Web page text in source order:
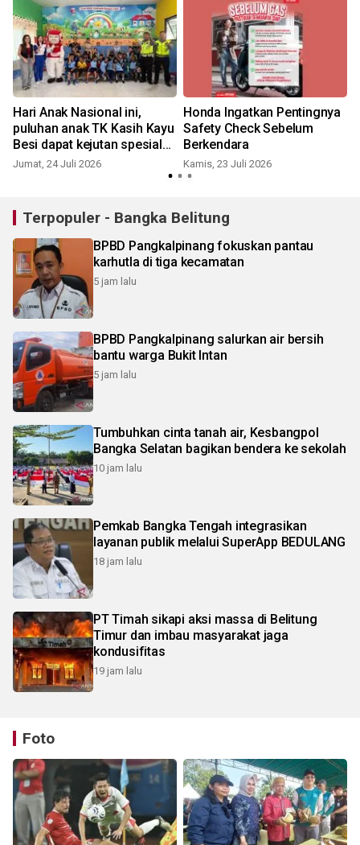
Hari Anak Nasional ini,
puluhan anak TK Kasih Kayu
Besi dapat kejutan spesial
dari Honda Babel
Jumat, 24 Juli 2026
Honda Ingatkan Pentingnya
Safety Check Sebelum
Berkendara
Kamis, 23 Juli 2026
Terpopuler - Bangka Belitung
BPBD Pangkalpinang fokuskan pantau
karhutla di tiga kecamatan
5 jam lalu
BPBD Pangkalpinang salurkan air bersih
bantu warga Bukit Intan
5 jam lalu
Tumbuhkan cinta tanah air, Kesbangpol
Bangka Selatan bagikan bendera ke sekolah
10 jam lalu
Pemkab Bangka Tengah integrasikan
layanan publik melalui SuperApp BEDULANG
18 jam lalu
PT Timah sikapi aksi massa di Belitung
Timur dan imbau masyarakat jaga
kondusifitas
19 jam lalu
Foto